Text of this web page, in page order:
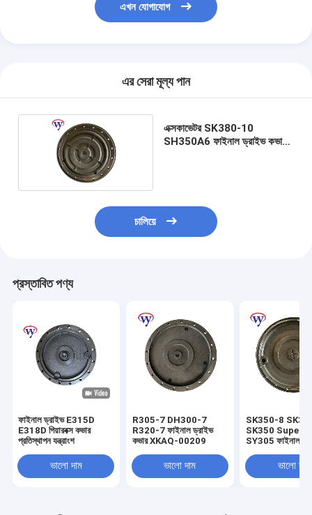
এখন যোগাযোগ
এর সেরা মূল্য পান
এক্সকাভেটর SK380-10
SH350A6 ফাইনাল ড্রাইভ কভার
চালিয়ে
প্রস্তাবিত পণ্য
ফাইনাল ড্রাইভ E315D
E318D গিয়ারবক্স কভার
প্রতিস্থাপন যন্ত্রাংশ
ভালো দাম
R305-7 DH300-7
R320-7 ফাইনাল ড্রাইভ
কভার XKAQ-00209
ভালো দাম
SK350-8
SK350 Super 8
SY305 ফাইনাল
ভালো দাম